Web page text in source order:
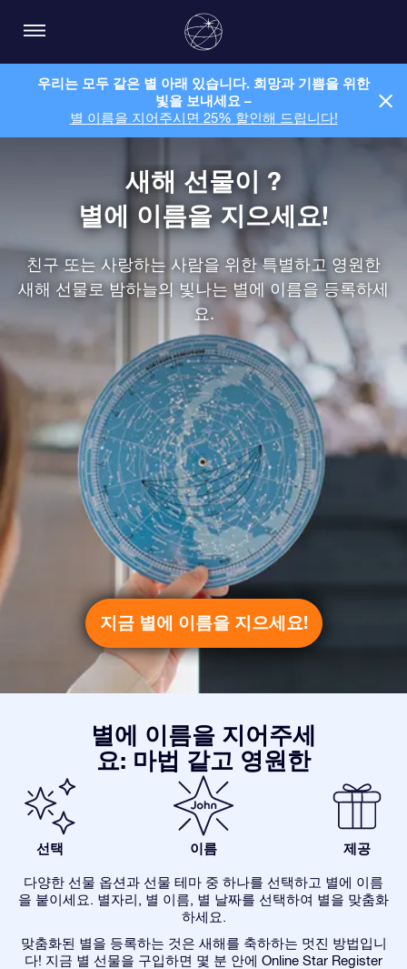
우리는 모두 같은 별 아래 있습니다. 희망과 기쁨을 위한
빛을 보내세요 –
별 이름을 지어주시면 25% 할인해 드립니다!
새해 선물이 ?
별에 이름을 지으세요!
친구 또는 사랑하는 사람을 위한 특별하고 영원한
새해 선물로 밤하늘의 빛나는 별에 이름을 등록하세
요.
지금 별에 이름을 지으세요!
별에 이름을 지어주세
요: 마법 같고 영원한
선택 이름 제공
다양한 선물 옵션과 선물 테마 중 하나를 선택하고 별에 이름
을 붙이세요. 별자리, 별 이름, 별 날짜를 선택하여 별을 맞춤화
하세요.
맞춤화된 별을 등록하는 것은 새해를 축하하는 멋진 방법입니
다! 지금 별 선물을 구입하면 몇 분 안에 Online Star Register